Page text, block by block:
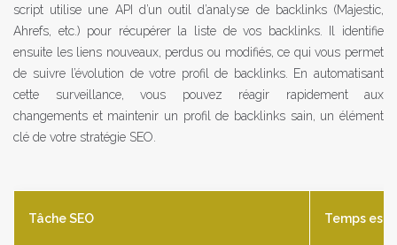
script utilise une API d’un outil d’analyse de backlinks (Majestic,
Ahrefs, etc.) pour récupérer la liste de vos backlinks. Il identifie
ensuite les liens nouveaux, perdus ou modifiés, ce qui vous permet
de suivre l’évolution de votre profil de backlinks. En automatisant
cette surveillance, vous pouvez réagir rapidement aux
changements et maintenir un profil de backlinks sain, un élément
clé de votre stratégie SEO.
Tâche SEO Temps